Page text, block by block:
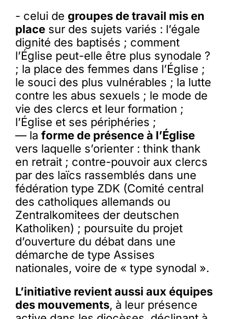
- celui de groupes de travail mis en
placesur des sujets variés : l’égale
dignité des baptisés ; comment
l’Église peut-elle être plus synodale ?
; la place des femmes dans l’Église ;
le souci des plus vulnérables ; la lutte
contre les abus sexuels ; le mode de
vie des clercs et leur formation ;
l’Église et ses périphéries ;
— la forme de présence à l’Église
vers laquelle s’orienter : think thank
en retrait ; contre-pouvoir aux clercs
par des laïcs rassemblés dans une
fédération type ZDK (Comité central
des catholiques allemands ou
Zentralkomitees der deutschen
Katholiken) ; poursuite du projet
d’ouverture du débat dans une
démarche de type Assises
nationales, voire de « type synodal ».
L’initiative revient aussi aux équipes
des mouvements, à leur présence